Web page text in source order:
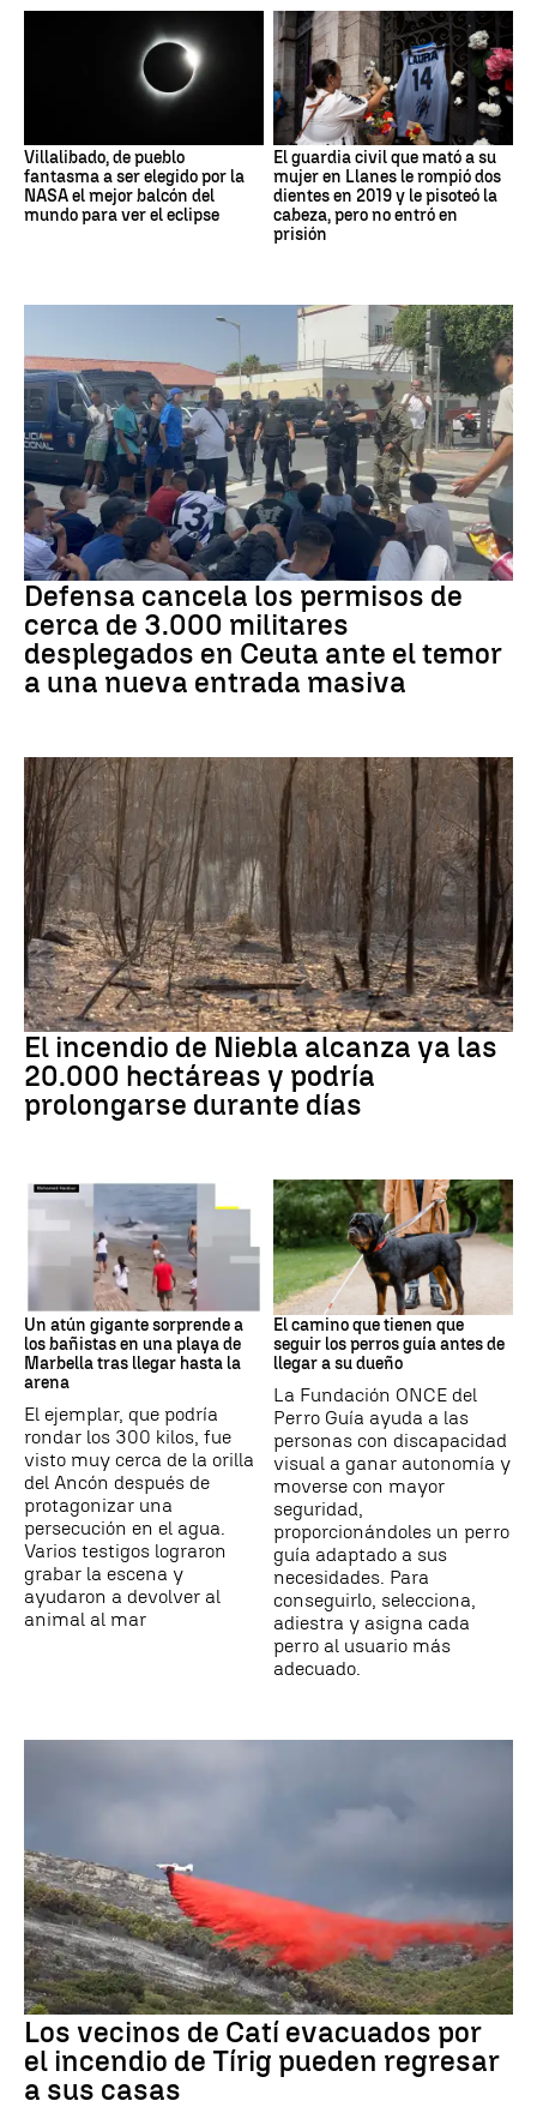
Villalibado, de pueblo
fantasma a ser elegido por la
NASA el mejor balcón del
mundo para ver el eclipse
El guardia civil que mató a su
mujer en Llanes le rompió dos
dientes en 2019 y le pisoteó la
cabeza, pero no entró en
prisión
Crisis migratoria
Defensa cancela los permisos de
cerca de 3.000 militares
desplegados en Ceuta ante el temor
a una nueva entrada masiva
Andalucía
El incendio de Niebla alcanza ya las
20.000 hectáreas y podría
prolongarse durante días
Andalucía
Un atún gigante sorprende a
los bañistas en una playa de
Marbella tras llegar hasta la
arena
El ejemplar, que podría
rondar los 300 kilos, fue
visto muy cerca de la orilla
del Ancón después de
protagonizar una
persecución en el agua.
Varios testigos lograron
grabar la escena y
ayudaron a devolver al
animal al mar
Adiestramiento
El camino que tienen que
seguir los perros guía antes de
llegar a su dueño
La Fundación ONCE del
Perro Guía ayuda a las
personas con discapacidad
visual a ganar autonomía y
moverse con mayor
seguridad,
proporcionándoles un perro
guía adaptado a sus
necesidades. Para
conseguirlo, selecciona,
adiestra y asigna cada
perro al usuario más
adecuado.
Los vecinos de Catí evacuados por
el incendio de Tírig pueden regresar
a sus casas